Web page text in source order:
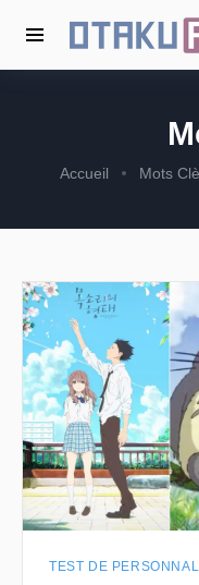
Accueil Mots
TEST DE